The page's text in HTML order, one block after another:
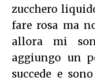
zucchero
fare rosa ma
allora mi
aggiungo un
succede e